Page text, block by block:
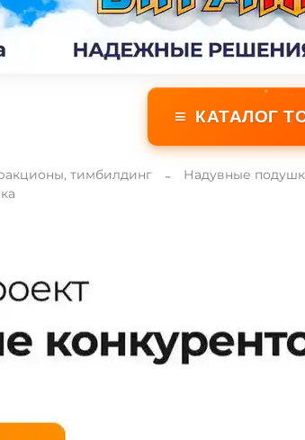
≡ КАТАЛОГ
тимбилдинг Надувные